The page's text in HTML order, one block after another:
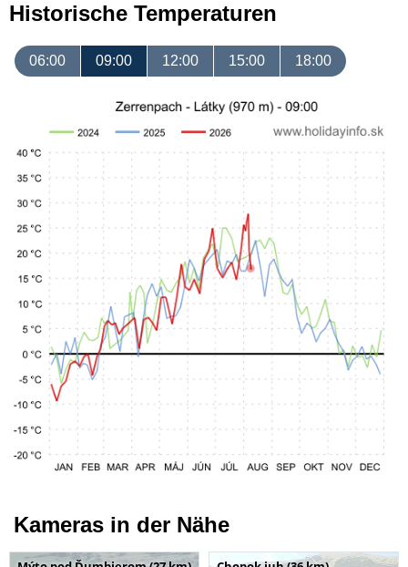
Historische Temperaturen
06:00 09:00 12:00 15:00 18:00
Kameras in der Nähe